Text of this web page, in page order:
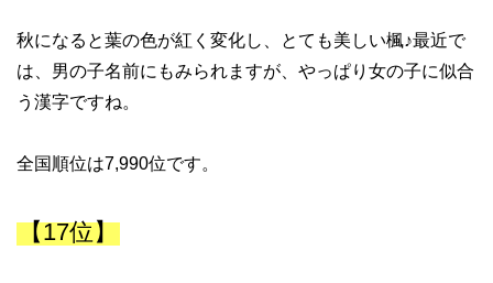
秋になると葉の色が紅く変化し、とても美しい楓♪最近で
は、男の子名前にもみられますが、やっぱり女の子に似合
う漢字ですね。
全国順位は7,990位です。
【17位】